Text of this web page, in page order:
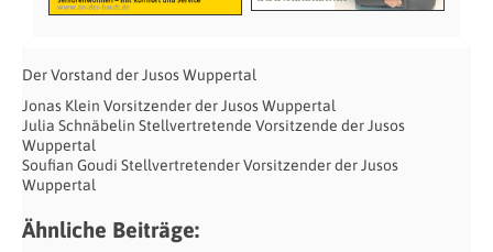
Der Vorstand der Jusos Wuppertal
Jonas Klein Vorsitzender der Jusos Wuppertal
Julia Schnäbelin Stellvertretende Vorsitzende der Jusos
Wuppertal
Soufian Goudi Stellvertretender Vorsitzender der Jusos
Wuppertal
Ähnliche Beiträge: